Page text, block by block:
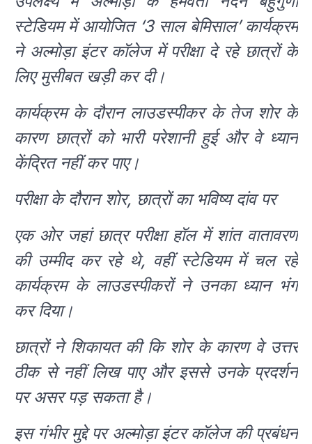
स्टेडियम में आयोजित ‘3 साल बेमिसाल’ कार्यक्रम
ने अल्मोड़ा इंटर कॉलेज में परीक्षा दे रहे छात्रों के
लिए मुसीबत खड़ी कर दी।
कार्यक्रम के दौरान लाउडस्पीकर के तेज शोर के
कारण छात्रों को भारी परेशानी हुई और वे ध्यान
केंद्रित नहीं कर पाए।
परीक्षा के दौरान शोर, छात्रों का भविष्य दांव पर
एक ओर जहां छात्र परीक्षा हॉल में शांत वातावरण
की उम्मीद कर रहे थे, वहीं स्टेडियम में चल रहे
कार्यक्रम के लाउडस्पीकरों ने उनका ध्यान भंग
कर दिया।
छात्रों ने शिकायत की कि शोर के कारण वे उत्तर
ठीक से नहीं लिख पाए और इससे उनके प्रदर्शन
पर असर पड़ सकता है।
इस गंभीर मुद्दे पर अल्मोड़ा इंटर कॉलेज की प्रबंधन